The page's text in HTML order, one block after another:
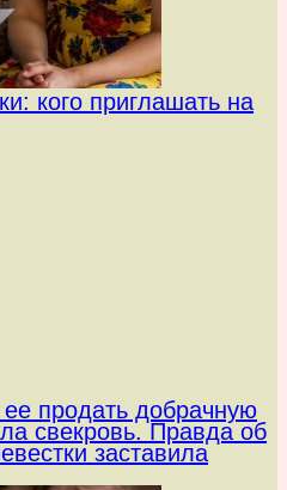
кого приглашать на
продать добрачную
свекровь. Правда об
заставила